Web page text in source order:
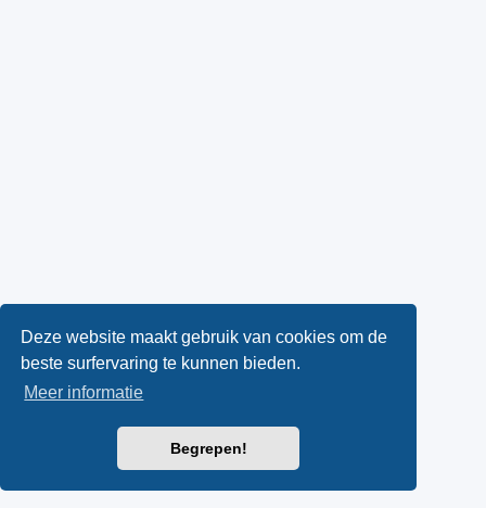
Deze website maakt gebruik van cookies om de
beste surfervaring te kunnen bieden.
Meer informatie
Begrepen!